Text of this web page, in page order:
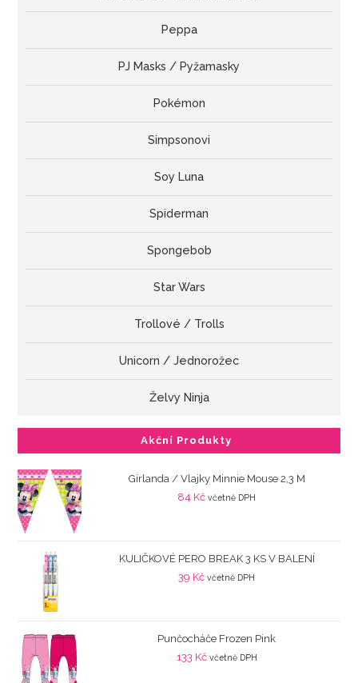
Peppa
PJ Masks / Pyžamasky
Pokémon
Simpsonovi
Soy Luna
Spiderman
Spongebob
Star Wars
Trollové / Trolls
Unicorn / Jednorožec
Želvy Ninja
Akční Produkty
Girlanda / Vlajky Minnie Mouse 2,3 M
84 Kč včetně DPH
KULIČKOVÉ PERO BREAK 3 KS V BALENÍ
39 Kč včetně DPH
Punčocháče Frozen Pink
133 Kč včetně DPH